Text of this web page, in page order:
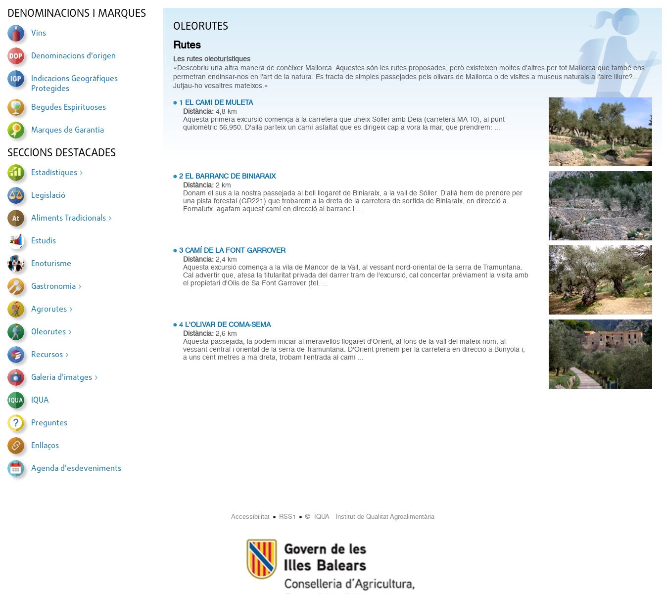
DENOMINACIONS I MARQUES
Vins
Denominacions d'origen
Indicacions Geogràfiques
Protegides
Begudes Espirituoses
Marques de Garantia
SECCIONS DESTACADES
Estadístiques
Legislació
Aliments Tradicionals
Estudis
Enoturisme
Gastronomia
Agrorutes
Oleorutes
Recursos
Galeria d'imatges
IQUA
Preguntes
Enllaços
Agenda d'esdeveniments
OLEORUTES
Rutes
Les rutes oleoturístiques
«Descobriu una altra manera de conèixer Mallorca. Aquestes són les rutes proposades, però existeixen moltes d'altres per tot Mallorca que també ens
permetran endinsar-nos en l'art de la natura. Es tracta de simples passejades pels olivars de Mallorca o de visites a museus naturals a l'aire lliure?...
Jutjau-ho vosaltres mateixos.»
1 EL CAMI DE MULETA
Distància: 4,8 km
Aquesta primera excursió comença a la carretera que uneix Sóller amb Deià (carretera MA 10), al punt
quilomètric 56,950. D'allà parteix un camí asfaltat que es dirigeix cap a vora la mar, que prendrem: ...
2 EL BARRANC DE BINIARAIX
Distància: 2 km
Donam el sus a la nostra passejada al bell llogaret de Biniaraix, a la vall de Sóller. D'allà hem de prendre per
una pista forestal (GR221) que trobarem a la dreta de la carretera de sortida de Biniaraix, en direcció a
Fornalutx: agafam aquest camí en direcció al barranc i ...
3 CAMÍ DE LA FONT GARROVER
Distància: 2,4 km
Aquesta excursió comença a la vila de Mancor de la Vall, al vessant nord-oriental de la serra de Tramuntana.
Cal advertir que, atesa la titularitat privada del darrer tram de l'excursió, cal concertar prèviament la visita amb
el propietari d'Olis de Sa Font Garrover (tel. ...
4 L'OLIVAR DE COMA-SEMA
Distància: 2,6 km
Aquesta passejada, la podem iniciar al meravellós llogaret d'Orient, al fons de la vall del mateix nom, al
vessant central i oriental de la serra de Tramuntana. D'Orient prenem per la carretera en direcció a Bunyola i,
a uns cent metres a mà dreta, trobam l'entrada al camí ...
Accessibilitat• RSS1 • © IQUA Institut de Qualitat Agroalimentària